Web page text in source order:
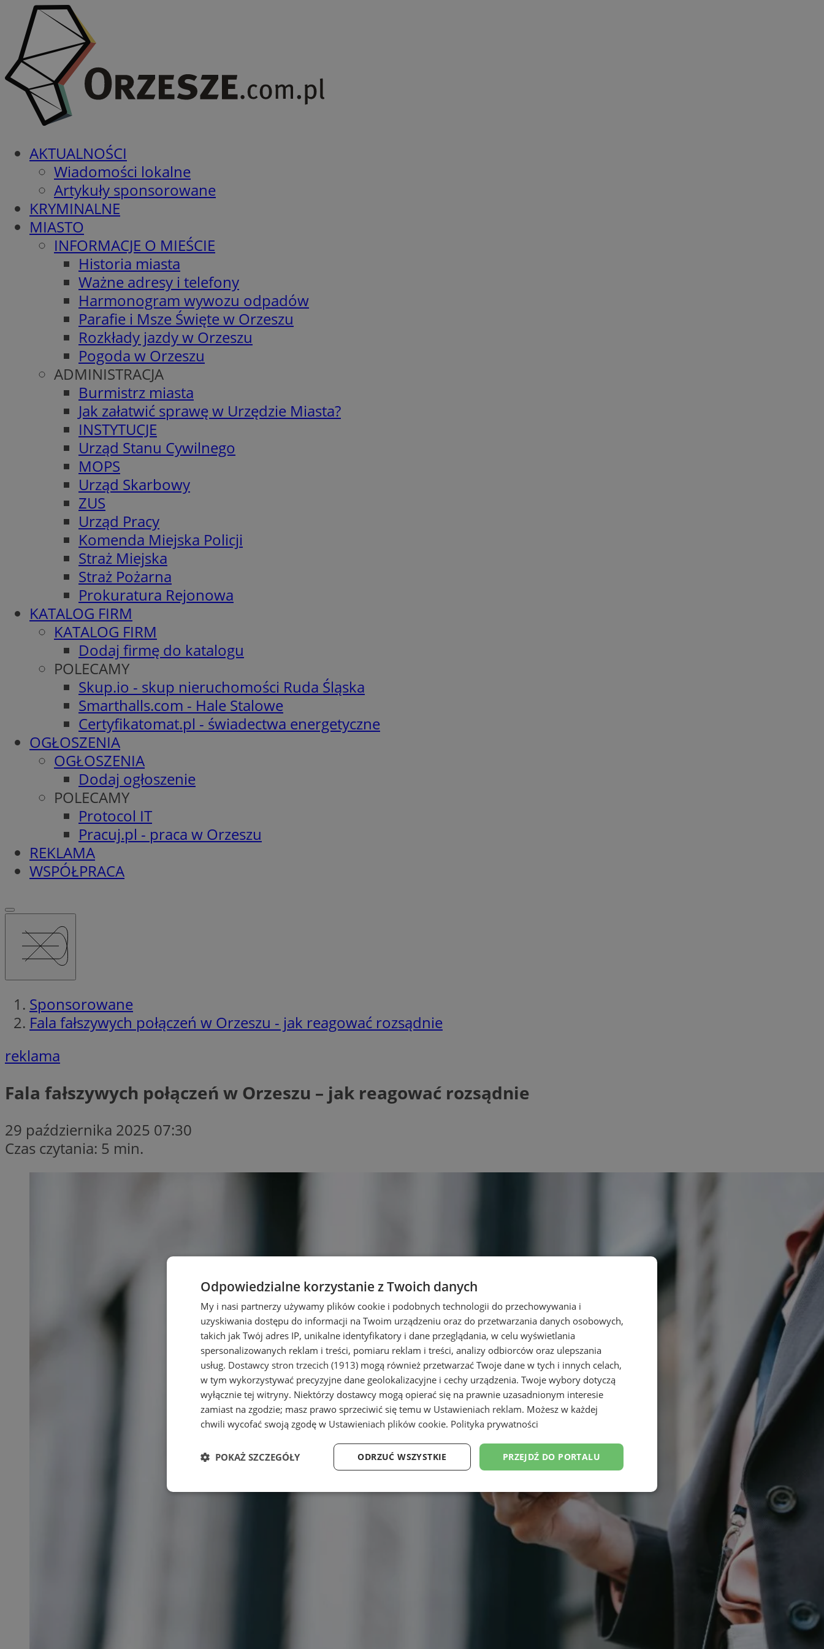
AKTUALNOŚCI
Wiadomości lokalne
Artykuły sponsorowane
KRYMINALNE
MIASTO
INFORMACJE O MIEŚCIE
Historia miasta
Ważne adresy i telefony
Harmonogram wywozu odpadów
Parafie i Msze Święte w Orzeszu
Rozkłady jazdy w Orzeszu
Pogoda w Orzeszu
ADMINISTRACJA
Burmistrz miasta
Jak załatwić sprawę w Urzędzie Miasta?
INSTYTUCJE
Urząd Stanu Cywilnego
MOPS
Urząd Skarbowy
ZUS
Urząd Pracy
Komenda Miejska Policji
Straż Miejska
Straż Pożarna
Prokuratura Rejonowa
KATALOG FIRM
KATALOG FIRM
Dodaj firmę do katalogu
POLECAMY
Skup.io - skup nieruchomości Ruda Śląska
Smarthalls.com - Hale Stalowe
Certyfikatomat.pl - świadectwa energetyczne
OGŁOSZENIA
OGŁOSZENIA
Dodaj ogłoszenie
POLECAMY
Protocol IT
Pracuj.pl - praca w Orzeszu
REKLAMA
WSPÓŁPRACA
Sponsorowane
Fala fałszywych połączeń w Orzeszu - jak reagować rozsądnie
reklama
Fala fałszywych połączeń w Orzeszu – jak reagować rozsądnie
29 października 2025 07:30
Czas czytania: 5 min.
Odpowiedzialne korzystanie z Twoich danych
My i nasi partnerzy używamy plików cookie i podobnych technologii do przechowywania i
uzyskiwania dostępu do informacji na Twoim urządzeniu oraz do przetwarzania danych osobowych,
takich jak Twój adres IP, unikalne identyfikatory i dane przeglądania, w celu wyświetlania
spersonalizowanych reklam i treści, pomiaru reklam i treści, analizy odbiorców oraz ulepszania
usług. Dostawcy stron trzecich (1913) mogą również przetwarzać Twoje dane w tych i innych celach,
w tym wykorzystywać precyzyjne dane geolokalizacyjne i cechy urządzenia. Twoje wybory dotyczą
wyłącznie tej witryny. Niektórzy dostawcy mogą opierać się na prawnie uzasadnionym interesie
zamiast na zgodzie; masz prawo sprzeciwić się temu w Ustawieniach reklam. Możesz w każdej
chwili wycofać swoją zgodę w Ustawieniach plików cookie. Polityka prywatności
PRZEJDŹ DO PORTALU
ODRZUĆ WSZYSTKIE
POKAŻ SZCZEGÓŁY
Niezbędne Wydajność Targetowanie Funkcjonalność Niesklasyfikowane
Niezbędne pliki cookie umożliwiają korzystanie z podstawowych funkcji strony internetowej, takich jak logowanie użytkownika i